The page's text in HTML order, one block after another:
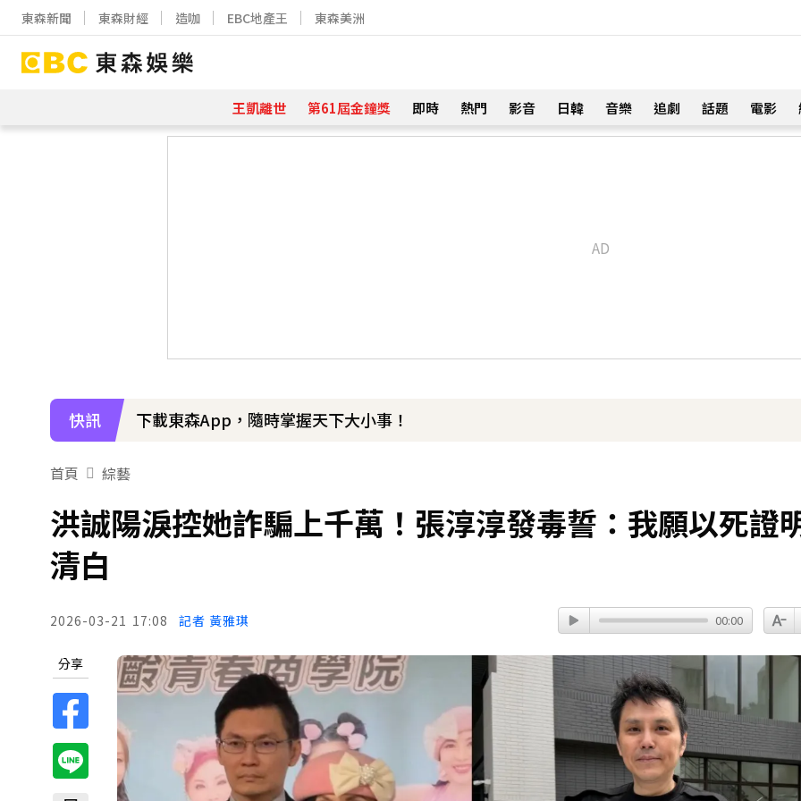
東森新聞 東森財經 造咖 EBC地產王 東森美洲
王凱離世 第61屆金鐘獎 即時 熱門 影音 日韓 音樂 追劇 話題 電影
快訊 下載東森App，隨時掌握天下大小事！
首頁 綜藝
洪誠陽淚控她詐騙上千萬！張淳淳發毒誓：我願以死證
清白
2026-03-21 17:08 記者 黃雅琪 00:00
分享